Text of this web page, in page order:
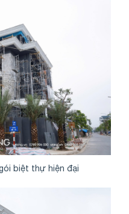
biệt thự hiện đại